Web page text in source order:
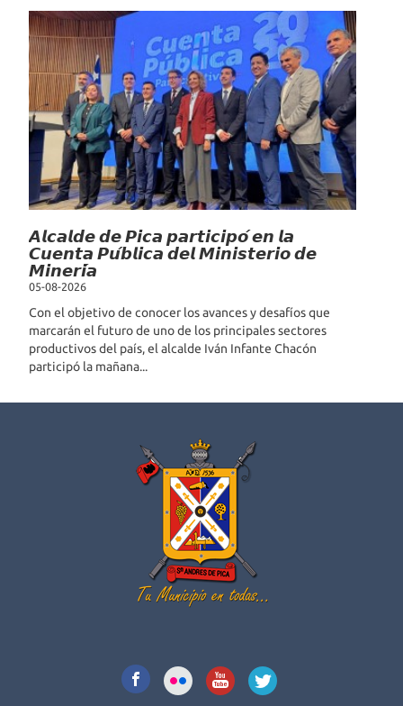
𝘼𝙡𝙘𝙖𝙡𝙙𝙚 𝙙𝙚 𝙋𝙞𝙘𝙖 𝙥𝙖𝙧𝙩𝙞𝙘𝙞𝙥𝙤́ 𝙚𝙣 𝙡𝙖
𝘾𝙪𝙚𝙣𝙩𝙖 𝙋𝙪́𝙗𝙡𝙞𝙘𝙖 𝙙𝙚𝙡 𝙈𝙞𝙣𝙞𝙨𝙩𝙚𝙧𝙞𝙤 𝙙𝙚
𝙈𝙞𝙣𝙚𝙧𝙞́𝙖
05-08-2026
Con el objetivo de conocer los avances y desafíos que
marcarán el futuro de uno de los principales sectores
productivos del país, el alcalde Iván Infante Chacón
participó la mañana...